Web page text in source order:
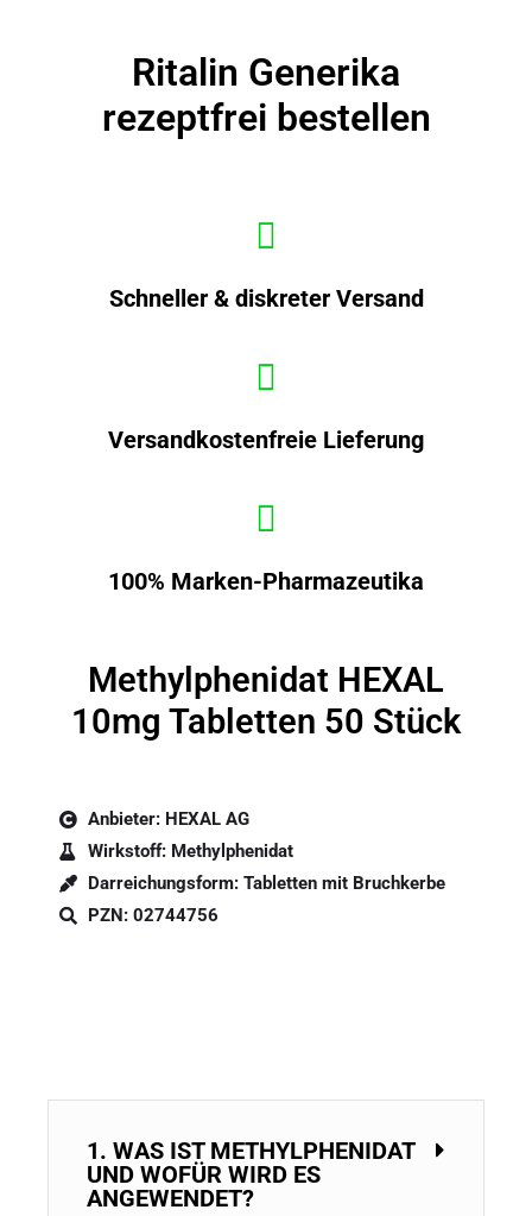
Ritalin Generika
rezeptfrei bestellen
Schneller & diskreter Versand
Versandkostenfreie Lieferung
100% Marken-Pharmazeutika
Methylphenidat HEXAL
10mg Tabletten 50 Stück
Anbieter: HEXAL AG
Wirkstoff: Methylphenidat
Darreichungsform: Tabletten mit Bruchkerbe
PZN: 02744756
1. WAS IST METHYLPHENIDAT
UND WOFÜR WIRD ES
ANGEWENDET?